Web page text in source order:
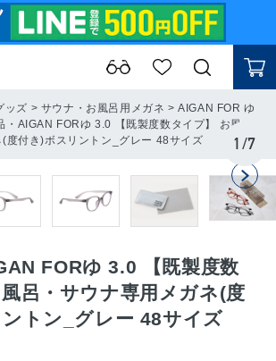
ッズ > サウナ・お風呂用メガネ >AIGAN FOR ゆ
・AIGAN FORゆ 3.0 【既製度数タイプ】 お風
度付き)ボスリントン_グレー 48サイズ
1/7
FORゆ 3.0 【既製度数
呂・サウナ専用メガネ(度
トン_グレー 48サイズ